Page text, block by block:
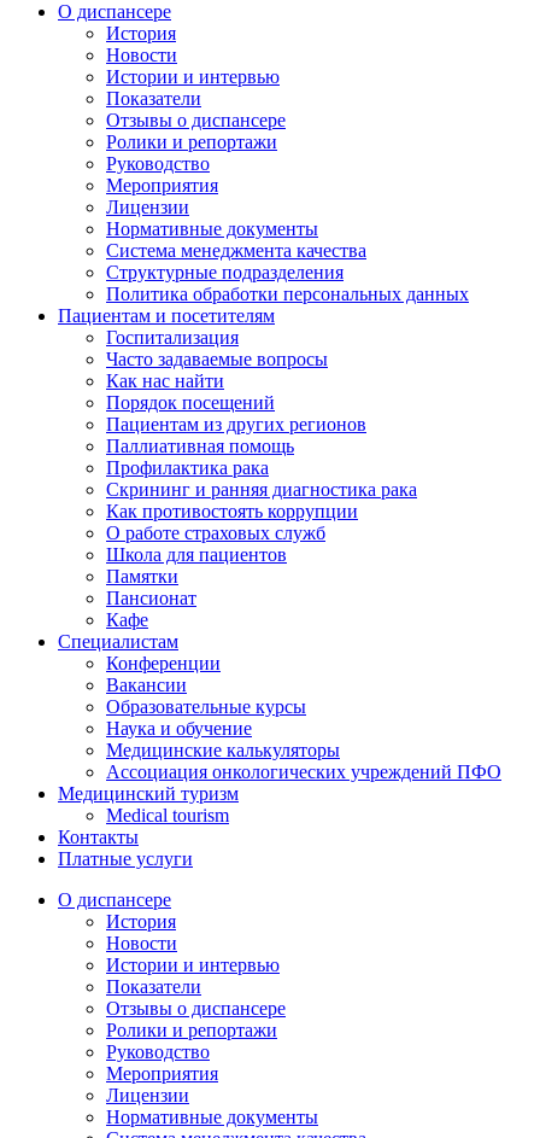
О диспансере
История
Новости
Истории и интервью
Показатели
Отзывы о диспансере
Ролики и репортажи
Руководство
Мероприятия
Лицензии
Нормативные документы
Система менеджмента качества
Структурные подразделения
Политика обработки персональных данных
Пациентам и посетителям
Госпитализация
Часто задаваемые вопросы
Как нас найти
Порядок посещений
Пациентам из других регионов
Паллиативная помощь
Профилактика рака
Скрининг и ранняя диагностика рака
Как противостоять коррупции
О работе страховых служб
Школа для пациентов
Памятки
Пансионат
Кафе
Специалистам
Конференции
Вакансии
Образовательные курсы
Наука и обучение
Медицинские калькуляторы
Ассоциация oнкологических учреждений ПФО
Медицинский туризм
Medical tourism
Контакты
Платные услуги
О диспансере
История
Новости
Истории и интервью
Показатели
Отзывы о диспансере
Ролики и репортажи
Руководство
Мероприятия
Лицензии
Нормативные документы